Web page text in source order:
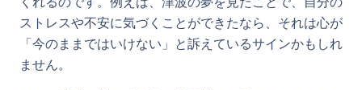
ストレスや不安に気づくことができたなら、それは心が
「今のままではいけない」と訴えているサインかもしれ
ません。